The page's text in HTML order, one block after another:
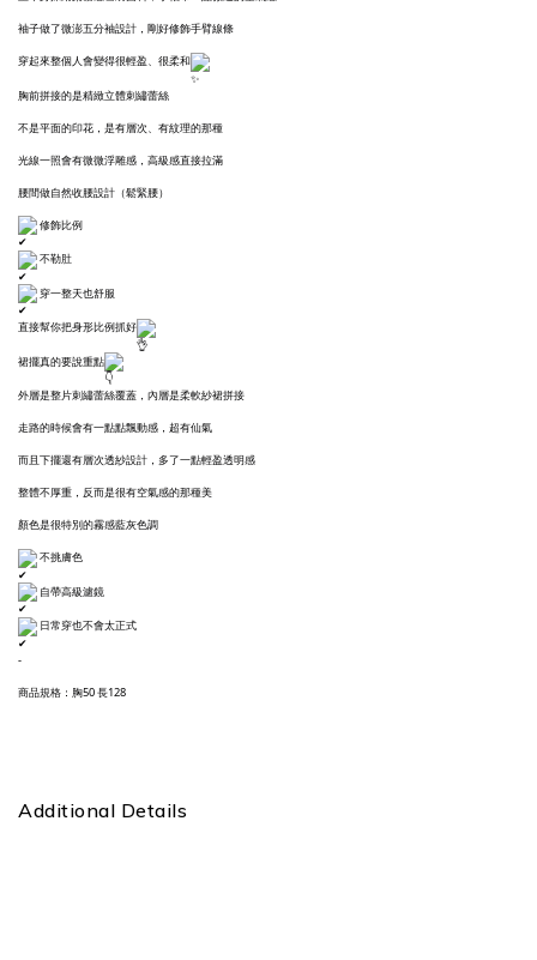
袖子做了微澎五分袖設計，剛好修飾手臂線條
穿起來整個人會變得很輕盈、很柔和
胸前拼接的是精緻立體刺繡蕾絲
不是平面的印花，是有層次、有紋理的那種
光線一照會有微微浮雕感，高級感直接拉滿
腰間做自然收腰設計（鬆緊腰）
修飾比例
不勒肚
穿一整天也舒服
直接幫你把身形比例抓好
裙擺真的要說重點
外層是整片刺繡蕾絲覆蓋，內層是柔軟紗裙拼接
走路的時候會有一點點飄動感，超有仙氣
而且下擺還有層次透紗設計，多了一點輕盈透明感
整體不厚重，反而是很有空氣感的那種美
顏色是很特別的霧感藍灰色調
不挑膚色
自帶高級濾鏡
日常穿也不會太正式
-
商品規格：胸50 長128
Additional Details